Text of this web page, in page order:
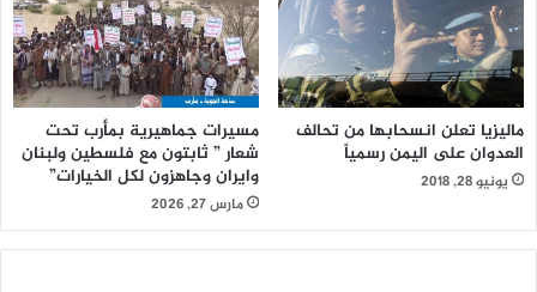
ماليزيا تعلن انسحابها من تحالف
العدوان على اليمن رسمياً
يونيو 28, 2018
مسيرات جماهيرية بمأرب تحت
شعار ” ثابتون مع فلسطين ولبنان
وايران وجاهزون لكل الخيارات”
مارس 27, 2026